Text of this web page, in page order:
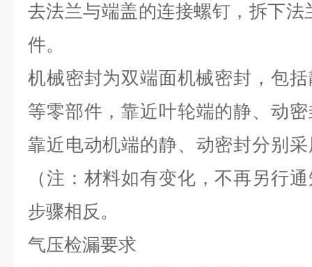
去法兰与端盖的连接螺钉 ， 拆下法
件。
机械密封为双端面机械密封 ， 包
等零部件 ，靠近叶轮端的静、 动
靠近电动机端的静、 动密封分别
（注 ： 材料如有变化 ，不再另行
步骤相反 。
气压检漏要求